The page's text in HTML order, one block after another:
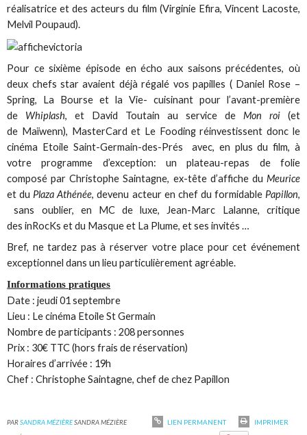
réalisatrice et des acteurs du film (Virginie Efira, Vincent Lacoste,
Melvil Poupaud).
Pour ce sixième épisode en écho aux saisons précédentes, où
deux chefs star avaient déjà régalé vos papilles ( Daniel Rose –
Spring, La Bourse et la Vie- cuisinant pour l’avant-première
de Whiplash, et David Toutain au service de Mon roi (et
de Maïwenn), MasterCard et Le Fooding réinvestissent donc le
cinéma Etoile Saint-Germain-des-Prés avec, en plus du film, à
votre programme d’exception: un plateau-repas de folie
composé par Christophe Saintagne, ex-tête d’affiche du Meurice
et du Plaza Athénée, devenu acteur en chef du formidable Papillon,
sans oublier, en MC de luxe, Jean-Marc Lalanne, critique
des inRocKs et du Masque et La Plume, et ses invités …
Bref, ne tardez pas à réserver votre place pour cet événement
exceptionnel dans un lieu particulièrement agréable.
Informations pratiques
Date : jeudi 01 septembre
Lieu : Le cinéma Etoile St Germain
Nombre de participants : 208 personnes
Prix : 30€ TTC (hors frais de réservation)
Horaires d’arrivée : 19h
Chef : Christophe Saintagne, chef de chez Papillon
PARSANDRA MÉZIÈRESANDRA MÉZIÈRE LIEN PERMANENT
IMPRIMER